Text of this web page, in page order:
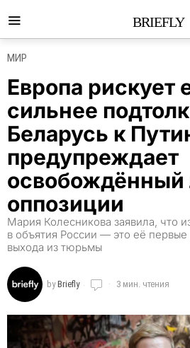
BRIEFLY
МИР
Европа рискует
сильнее
Беларусь к
предупреждает
освобождённый
оппозиции
Мария Колесникова заявила, что
в объятия России — это её
выхода из тюрьмы
byBriefly 3 мин. чтения